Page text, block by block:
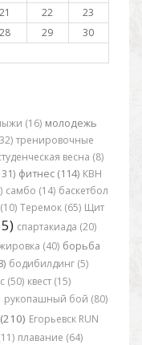
21 22
23
28 29
30
(16) молодежь
тренировочные
весна (8)
фитнес (114) КВН
самбо (14) баскетбол
Теремок (65) Щит
спартакиада (20)
(40) борьба
бодибилдинг (5)
(50) квест (15)
рукопашный бой (80)
Егорьевск RUN
плавание (64)